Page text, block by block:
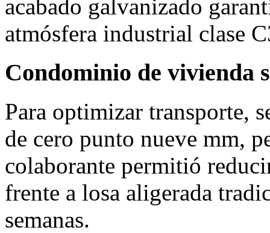
acabado galvanizado
atmósfera industrial clase
Condominio de vivienda
Para optimizar transporte,
de cero punto nueve mm,
colaborante permitió
frente a losa aligerada
semanas.